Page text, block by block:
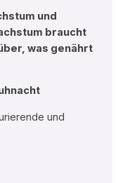
und
braucht
was genährt
und